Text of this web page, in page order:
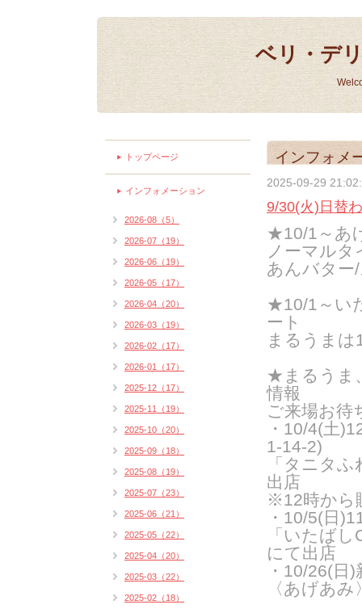
ベリ・デ
インフォメ
2025-09-29
9/30(火)日替
★10/1～あ
ノーマル
あんバタ
★10/1～い
ート
まるうまは
★まるうま
情報
ご来場お待
・10/4(土
1-14-2)
「タニタ
出店
※12時から
・10/5(日
「いたば
にて出店
・10/26(日
〈あげあ
トップページ
インフォメーション
2026-08（5）
2026-07（19）
2026-06（19）
2026-05（17）
2026-04（20）
2026-03（19）
2026-02（17）
2026-01（17）
2025-12（17）
2025-11（19）
2025-10（20）
2025-09（18）
2025-08（19）
2025-07（23）
2025-06（21）
2025-05（22）
2025-04（20）
2025-03（22）
2025-02（18）